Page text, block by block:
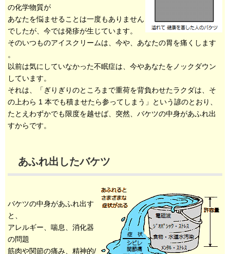
の化学物質が
あなたを悩ませることは一度もありません
でしたが、今では発疹が生じています。
そのいつものアイスクリームは、今や、あなたの胃を痛くします
。
以前は気にしていなかった不眠症は、今やあなたをノックダウン
しています。
それは、「ぎりぎりのところまで重荷を背負わせたラクダは、そ
の上わら 1 本でも積ませたら参ってしまう」という諺のとおり、
たとえわずかでも限度を越せば、突然、バケツの中身があふれ出
すからです。
あふれ出したバケツ
バケツの中身があふれ出す
と、
アレルギー、喘息、消化器
の問題
筋肉や関節の痛み、精神的/